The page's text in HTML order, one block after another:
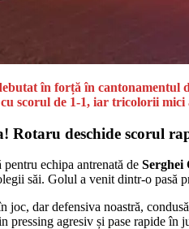
în forță în
scorul de 1-1, iar tricolorii
Rotaru deschide scorul
echipa antrenată de Serghei
săi. Golul a venit dintr-o pasă
joc, dar defensiva noastră,
pressing agresiv și pase rapide în